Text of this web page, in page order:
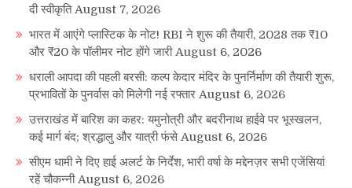
दी स्वीकृति August 7, 2026
भारत में आएंगे प्लास्टिक के नोट! RBI ने शुरू की तैयारी, 2028 तक ₹10
और ₹20 के पॉलीमर नोट होंगे जारी August 6, 2026
धराली आपदा की पहली बरसी: कल्प केदार मंदिर के पुनर्निर्माण की तैयारी शुरू,
प्रभावितों के पुनर्वास को मिलेगी नई रफ्तार August 6, 2026
उत्तराखंड में बारिश का कहर: यमुनोत्री और बदरीनाथ हाईवे पर भूस्खलन,
कई मार्ग बंद; श्रद्धालु और यात्री फंसे August 6, 2026
सीएम धामी ने दिए हाई अलर्ट के निर्देश, भारी वर्षा के मद्देनज़र सभी एजेंसियां
रहें चौकन्नी August 6, 2026